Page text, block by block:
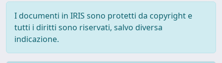
I documenti in IRIS sono protetti da copyright e
tutti i diritti sono riservati, salvo diversa
indicazione.